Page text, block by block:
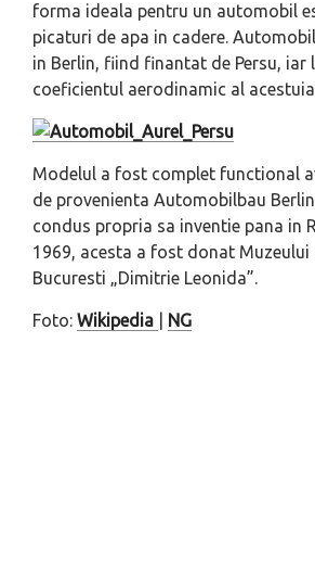
forma ideala pentru un automobil
picaturi de apa in cadere.
in Berlin, fiind finantat de Persu, iar
coeficientul aerodinamic al
Modelul a fost complet functional
de provenienta Automobilbau
condus propria sa inventie pana in
1969, acesta a fost donat Muzeului
Bucuresti „Dimitrie Leonida”.
Foto: Wikipedia NG